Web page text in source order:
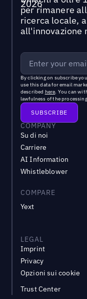
per rimanere
ricerca locale,
all'innovazione
By clicking on subscribe
use this data for email
described here. You can
lawfulness of the
COMPANY
Su di noi
Carriere
AI Information
Whistleblower
COMPARE
Yext
LEGAL
Imprint
Privacy
Opzioni sui cookie
Trust Center